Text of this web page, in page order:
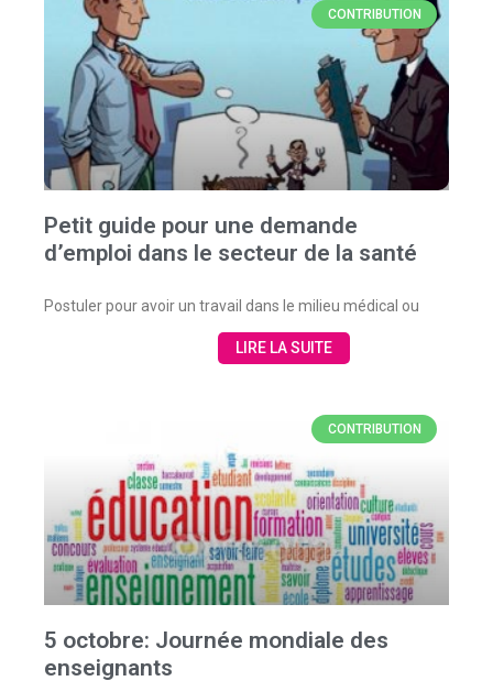
CONTRIBUTION
Petit guide pour une demande
d’emploi dans le secteur de la santé
Postuler pour avoir un travail dans le milieu médical ou
LIRE LA SUITE
CONTRIBUTION
5 octobre: Journée mondiale des
enseignants